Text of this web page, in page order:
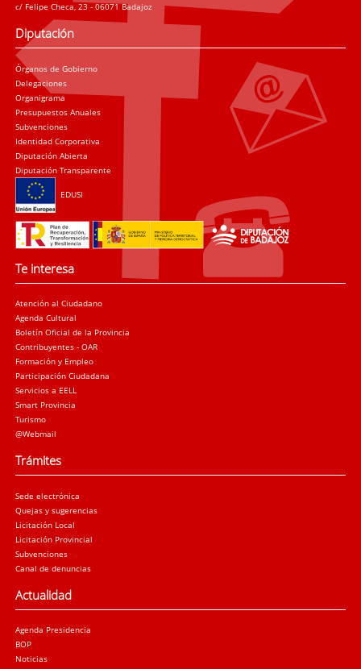
c/ Felipe Checa, 23 - 06071 Badajoz
Diputación
Órganos de Gobierno
Delegaciones
Organigrama
Presupuestos Anuales
Subvenciones
Identidad Corporativa
Diputación Abierta
Diputación Transparente
EDUSI
Te interesa
Atención al Ciudadano
Agenda Cultural
Boletín Oficial de la Provincia
Contribuyentes - OAR
Formación y Empleo
Participación Ciudadana
Servicios a EELL
Smart Provincia
Turismo
@Webmail
Trámites
Sede electrónica
Quejas y sugerencias
Licitación Local
Licitación Provincial
Subvenciones
Canal de denuncias
Actualidad
Agenda Presidencia
BOP
Noticias